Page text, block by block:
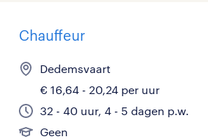
Chauffeur
Dedemsvaart
€ 16,64 - 20,24 per uur
32 - 40 uur, 4 - 5 dagen p.w.
Geen